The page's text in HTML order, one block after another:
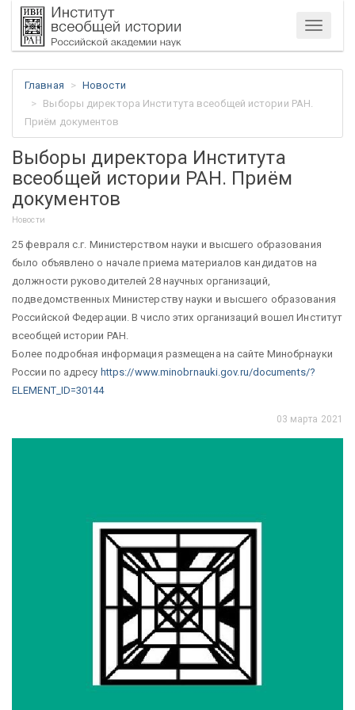
Меню
Главная
Новости
Выборы директора Института всеобщей истории РАН.
Приём документов
Выборы директора Института
всеобщей истории РАН. Приём
документов
Новости
25 февраля с.г. Министерством науки и высшего образования
было объявлено о начале приема материалов кандидатов на
должности руководителей 28 научных организаций,
подведомственных Министерству науки и высшего образования
Российской Федерации. В число этих организаций вошел Институт
всеобщей истории РАН.
Более подробная информация размещена на сайте Минобрнауки
России по адресу https://www.minobrnauki.gov.ru/documents/?
ELEMENT_ID=30144
03 марта 2021